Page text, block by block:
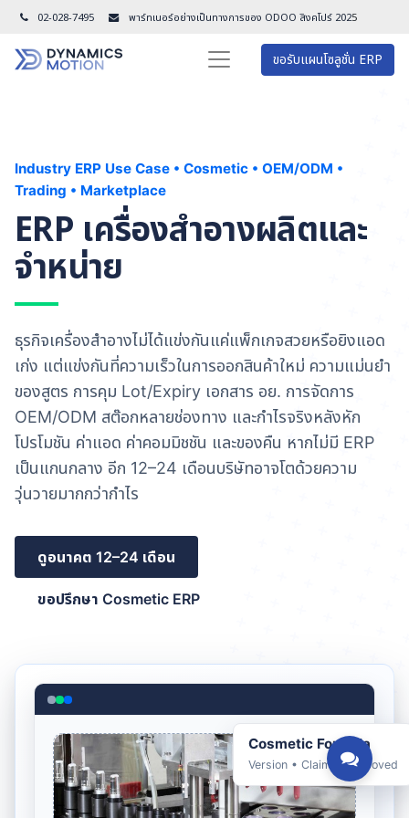
02-028-7495 พาร์ทเนอร์อย่างเป็นทางการของ ODOO สิงคโปร์ 2025
ขอรับแผนโซลูชั่น ERP
Industry ERP Use Case • Cosmetic • OEM/ODM •
Trading • Marketplace
ERP เครื่องสำอางผลิตและ
จำหน่าย
ธุรกิจเครื่องสำอางไม่ได้แข่งกันแค่แพ็กเกจสวยหรือยิงแอด
เก่ง แต่แข่งกันที่ความเร็วในการออกสินค้าใหม่ ความแม่นยำ
ของสูตร การคุม Lot/Expiry เอกสาร อย. การจัดการ
OEM/ODM สต๊อกหลายช่องทาง และกำไรจริงหลังหัก
โปรโมชัน ค่าแอด ค่าคอมมิชชัน และของคืน หากไม่มี ERP
เป็นแกนกลาง อีก 12–24 เดือนบริษัทอาจโตด้วยความ
วุ่นวายมากกว่ากำไร
ดูอนาคต 12–24 เดือน
ขอปรึกษา Cosmetic ERP
Cosmetic Formula
Version • Claim • Approved